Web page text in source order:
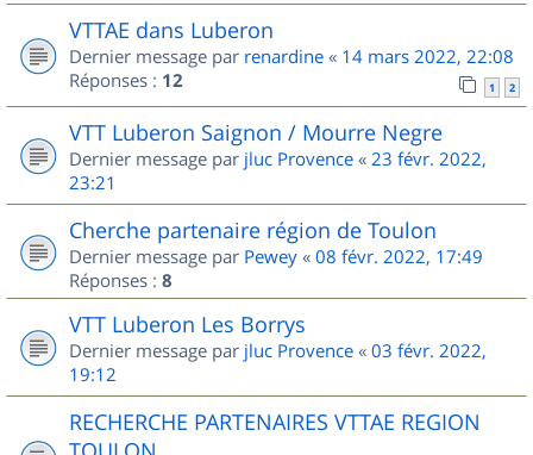
VTTAE dans Luberon
Dernier message par renardine « 14 mars 2022, 22:08
Réponses : 12 1 2
VTT Luberon Saignon / Mourre Negre
Dernier message par jluc Provence « 23 févr. 2022,
23:21
Cherche partenaire région de Toulon
Dernier message par Pewey « 08 févr. 2022, 17:49
Réponses : 8
VTT Luberon Les Borrys
Dernier message par jluc Provence « 03 févr. 2022,
19:12
RECHERCHE PARTENAIRES VTTAE REGION